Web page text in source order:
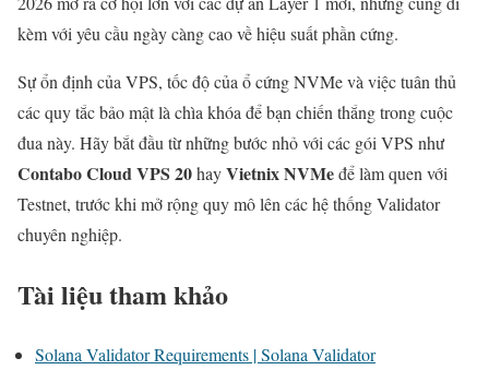
kèm với yêu cầu ngày càng cao về hiệu suất phần cứng.
Sự ổn định của VPS, tốc độ của ổ cứng NVMe và việc tuân thủ
các quy tắc bảo mật là chìa khóa để bạn chiến thắng trong cuộc
đua này. Hãy bắt đầu từ những bước nhỏ với các gói VPS như
Contabo Cloud VPS 20hayVietnix NVMeđể làm quen với
Testnet, trước khi mở rộng quy mô lên các hệ thống Validator
chuyên nghiệp.
Tài liệu tham khảo
Solana Validator Requirements | Solana Validator